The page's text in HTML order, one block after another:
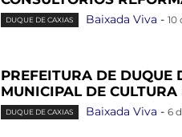
DUQUE DE CAXIAS Baixada Viva - 10
PREFEITURA DE DUQUE
MUNICIPAL DE CULTURA
DUQUE DE CAXIAS Baixada Viva - 6